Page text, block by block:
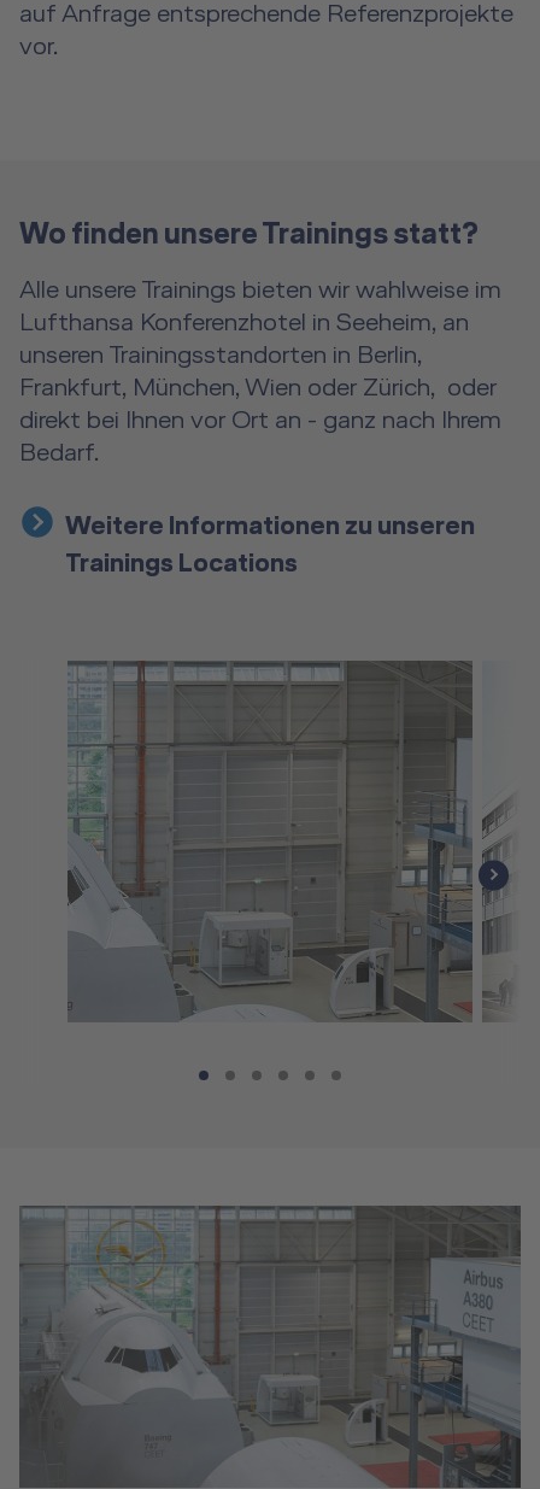
auf Anfrage entsprechende Referenzprojekte
vor.
Wo finden unsere Trainings statt?
Alle unsere Trainings bieten wir wahlweise im
Lufthansa Konferenzhotel in Seeheim, an
unseren Trainingsstandorten in Berlin,
Frankfurt, München, Wien oder Zürich, oder
direkt bei Ihnen vor Ort an - ganz nach Ihrem
Bedarf.
Weitere Informationen zu unseren
Trainings Locations
next